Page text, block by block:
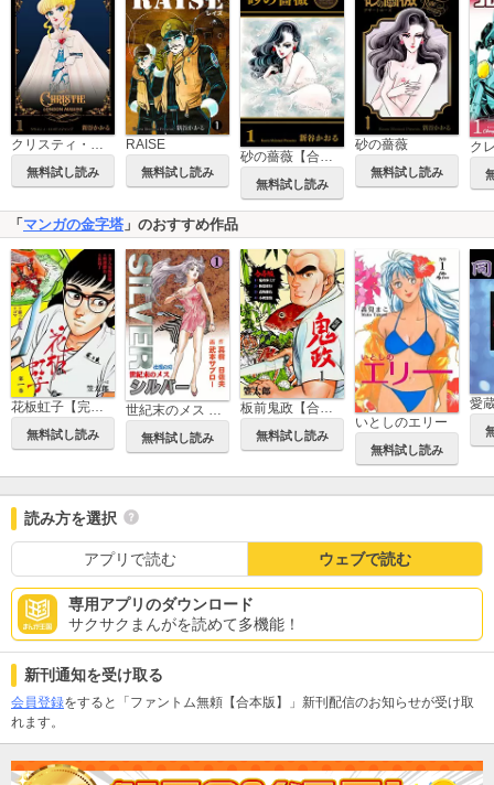
クリスティ・ロンドンマッシブ
無料試し読み
RAISE
無料試し読み
砂の薔薇【合本版】
無料試し読み
砂の薔薇
無料試し読み
「 マンガの金字塔 」のおすすめ作品
花板虹子【完全版】
無料試し読み
世紀末のメス シルバー
無料試し読み
板前鬼政【合本版】
無料試し読み
いとしのエリー
無料試し読み
愛
読み方を選択
アプリで読む ウェブで読む
専用アプリのダウンロード
サクサクまんがを読めて多機能！
新刊通知を受け取る
会員登録をすると「ファントム無頼【合本版】」新刊配信のお知らせが受け取
れます。